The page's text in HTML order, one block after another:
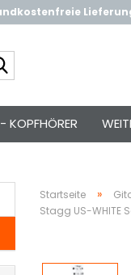
KOPFHÖRER
Startseite »
Stagg US-WHITE